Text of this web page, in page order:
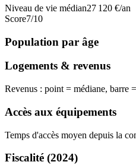
Niveau de vie médian27 120 €/an
Score7/10
Population par âge
Logements & revenus
Revenus : point = médiane, barre
Accès aux équipements
Temps d'accès moyen depuis la
Fiscalité (2024)